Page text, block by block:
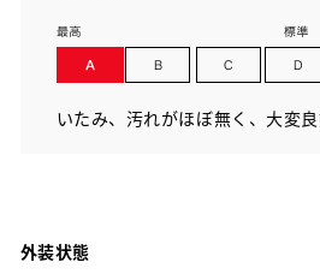
いたみ、汚れがほぼ無く、大変良
外装状態